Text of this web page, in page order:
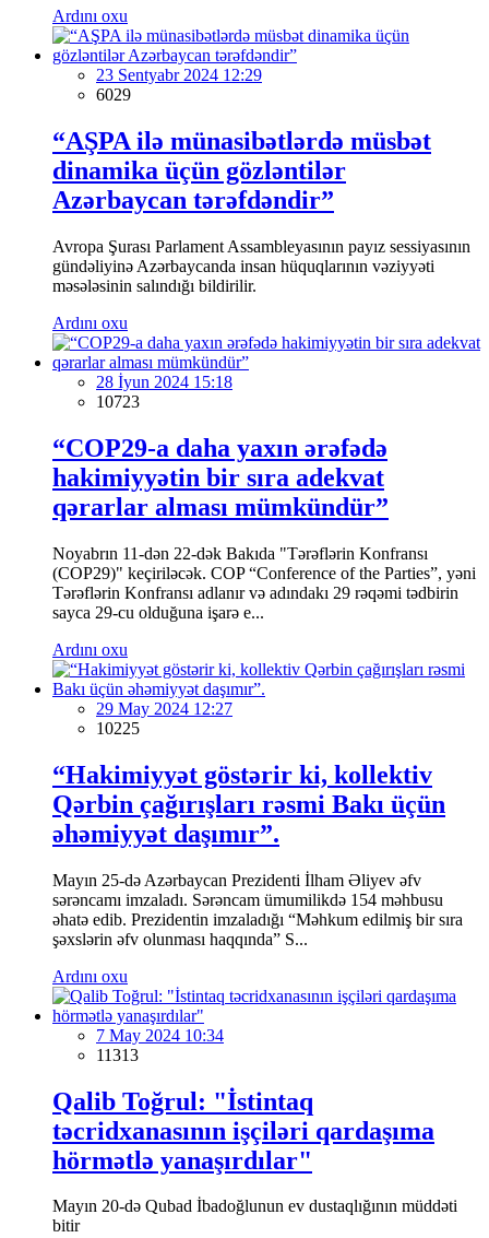
Ardını oxu
23 Sentyabr 2024 12:29
6029
“AŞPA ilə münasibətlərdə müsbət
dinamika üçün gözləntilər
Azərbaycan tərəfdəndir”
Avropa Şurası Parlament Assambleyasının payız sessiyasının
gündəliyinə Azərbaycanda insan hüquqlarının vəziyyəti
məsələsinin salındığı bildirilir.
Ardını oxu
28 İyun 2024 15:18
10723
“COP29-a daha yaxın ərəfədə
hakimiyyətin bir sıra adekvat
qərarlar alması mümkündür”
Noyabrın 11-dən 22-dək Bakıda "Tərəflərin Konfransı
(COP29)" keçiriləcək. COP “Conference of the Parties”, yəni
Tərəflərin Konfransı adlanır və adındakı 29 rəqəmi tədbirin
sayca 29-cu olduğuna işarə e...
Ardını oxu
29 May 2024 12:27
10225
“Hakimiyyət göstərir ki, kollektiv
Qərbin çağırışları rəsmi Bakı üçün
əhəmiyyət daşımır”.
Mayın 25-də Azərbaycan Prezidenti İlham Əliyev əfv
sərəncamı imzaladı. Sərəncam ümumilikdə 154 məhbusu
əhatə edib. Prezidentin imzaladığı “Məhkum edilmiş bir sıra
şəxslərin əfv olunması haqqında” S...
Ardını oxu
7 May 2024 10:34
11313
Qalib Toğrul: "İstintaq
təcridxanasının işçiləri qardaşıma
hörmətlə yanaşırdılar"
Mayın 20-də Qubad İbadoğlunun ev dustaqlığının müddəti
bitir